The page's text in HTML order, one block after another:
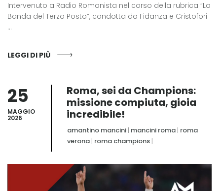
Intervenuto a Radio Romanista nel corso della rubrica “La
Banda del Terzo Posto”, condotta da Fidanza e Cristofori
...
LEGGI DI PIÙ
25
MAGGIO
2026
Roma, sei da Champions:
missione compiuta, gioia
incredibile!
amantino mancini | mancini roma | roma
verona | roma champions |